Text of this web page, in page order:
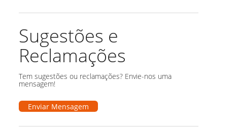
Sugestões e
Reclamações
Tem sugestões ou reclamações? Envie-nos uma
mensagem!
Enviar Mensagem